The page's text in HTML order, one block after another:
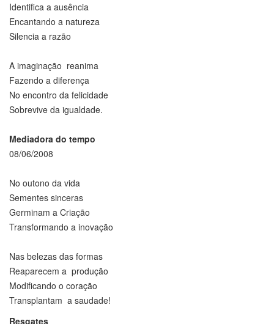
Identifica a ausência
Encantando a natureza
Silencia a razão
A imaginação reanima
Fazendo a diferença
No encontro da felicidade
Sobrevive da igualdade.
Mediadora do tempo
08/06/2008
No outono da vida
Sementes sinceras
Germinam a Criação
Transformando a inovação
Nas belezas das formas
Reaparecem a produção
Modificando o coração
Transplantam a saudade!
Resgates